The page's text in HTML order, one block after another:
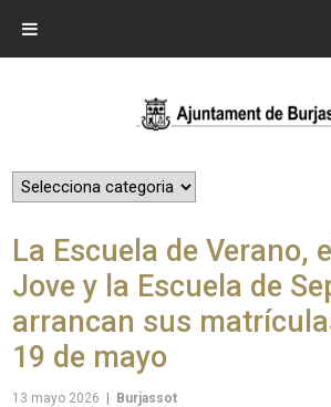
La Escuela de Verano,
Jove y la Escuela de
arrancan sus
19 de mayo
13 mayo 2026 Burjassot